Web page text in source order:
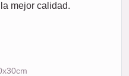
mejor calidad.